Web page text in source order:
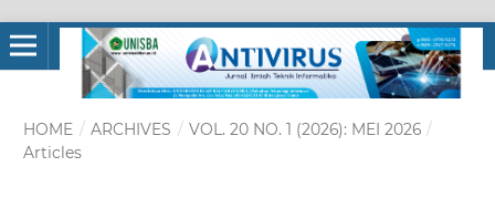
HOME / ARCHIVES / VOL. 20 NO. 1 (2026): MEI 2026 /
Articles